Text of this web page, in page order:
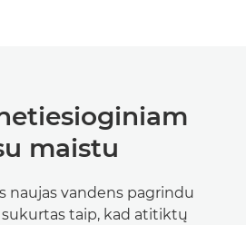
maistu
naujas vandens pagrindu
sukurtas taip, kad atitiktų